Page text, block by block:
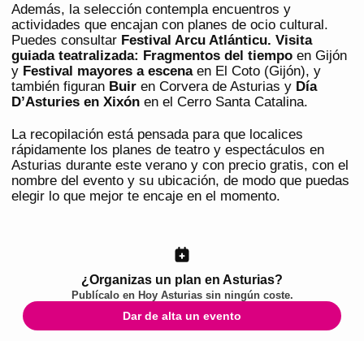
Además, la selección contempla encuentros y
actividades que encajan con planes de ocio cultural.
Puedes consultar Festival Arcu Atlánticu. Visita
guiada teatralizada: Fragmentos del tiempo en Gijón
y Festival mayores a escenaen El Coto (Gijón), y
también figuran Buir en Corvera de Asturias y Día
D’Asturies en Xixón en el Cerro Santa Catalina.
La recopilación está pensada para que localices
rápidamente los planes de teatro y espectáculos en
Asturias durante este verano y con precio gratis, con el
nombre del evento y su ubicación, de modo que puedas
elegir lo que mejor te encaje en el momento.
¿Organizas un plan en Asturias?
Publícalo en Hoy Asturiassin ningún coste.
Dar de alta un evento